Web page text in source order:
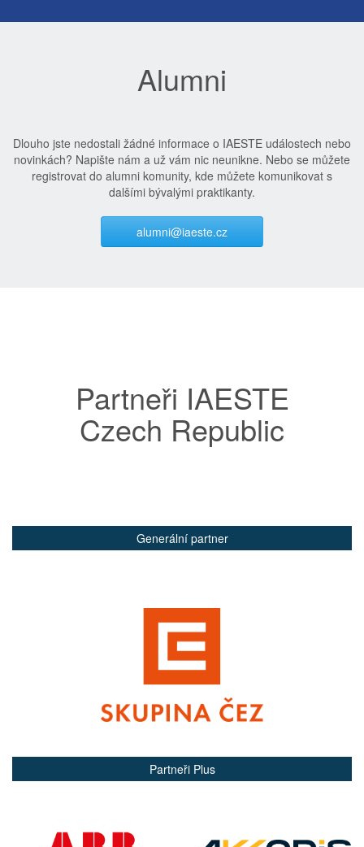
Alumni
Dlouho jste nedostali žádné informace o IAESTE událostech nebo
novinkách? Napište nám a už vám nic neunikne. Nebo se můžete
registrovat do alumni komunity, kde můžete komunikovat s
dalšími bývalými praktikanty.
alumni@iaeste.cz
Partneři IAESTE
Czech Republic
Generální partner
Partneři Plus